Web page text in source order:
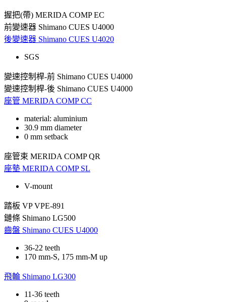
握把(帶) MERIDA COMP EC
前變速器 Shimano CUES U4000
後變速器 Shimano CUES U4020
SGS
變速控制桿-前 Shimano CUES U4000
變速控制桿-後 Shimano CUES U4000
座管 MERIDA COMP CC
material: aluminium
30.9 mm diameter
0 mm setback
座管束 MERIDA COMP QR
座墊 MERIDA COMP SL
V-mount
踏板 VP VPE-891
鏈條 Shimano LG500
齒盤 Shimano CUES U4000
36-22 teeth
170 mm-S, 175 mm-M up
飛輪 Shimano LG300
11-36 teeth